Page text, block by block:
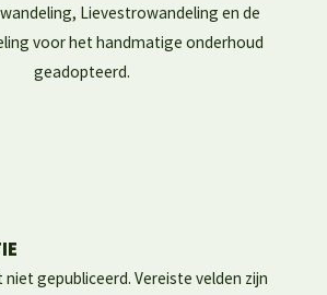
Lievestrowandeling en de
voor het handmatige onderhoud
geadopteerd.
gepubliceerd. Vereiste velden zijn